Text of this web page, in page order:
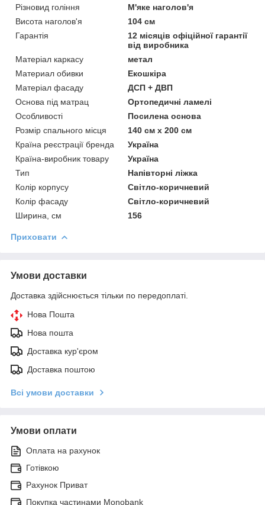
Різновид гоління
М'яке наголов'я
Висота наголов'я
104 см
Гарантія
12 місяців офіційної гарантії
від виробника
Матеріал каркасу
метал
Материал обивки
Екошкіра
Матеріал фасаду
ДСП + ДВП
Основа під матрац
Ортопедичні ламелі
Особливості
Посилена основа
Розмір спального місця
140 см х 200 см
Країна реєстрації бренда
Україна
Країна-виробник товару
Україна
Тип
Напівторні ліжка
Колір корпусу
Світло-коричневий
Колір фасаду
Світло-коричневий
Ширина, см
156
Приховати
Умови доставки
Доставка здійснюється тільки по передоплаті.
Нова Пошта
Нова пошта
Доставка кур'єром
Доставка поштою
Всі умови доставки
Умови оплати
Оплата на рахунок
Готівкою
Рахунок Приват
Покупка частинами Monobank